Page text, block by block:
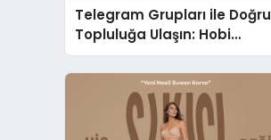
Telegram Grupları ile Doğru
Topluluğa Ulaşın: Hobi
Grupları İçin Telegram
Kullanımı